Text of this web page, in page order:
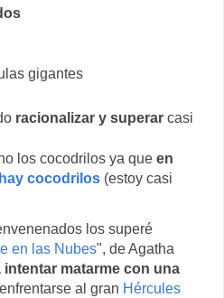
gigantes
racionalizar y superar casi
los cocodrilos ya que en
cocodrilos(estoy casi
los superé
en las Nubes", de Agatha
intentar matarme con una
al gran Hércules